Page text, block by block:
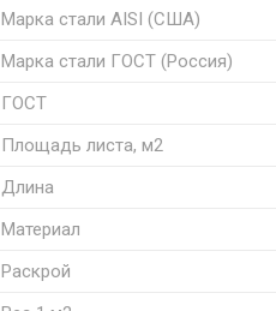
Марка стали AISI (США)
Марка стали ГОСТ (Россия)
ГОСТ
Площадь листа, м2
Длина
Материал
Раскрой